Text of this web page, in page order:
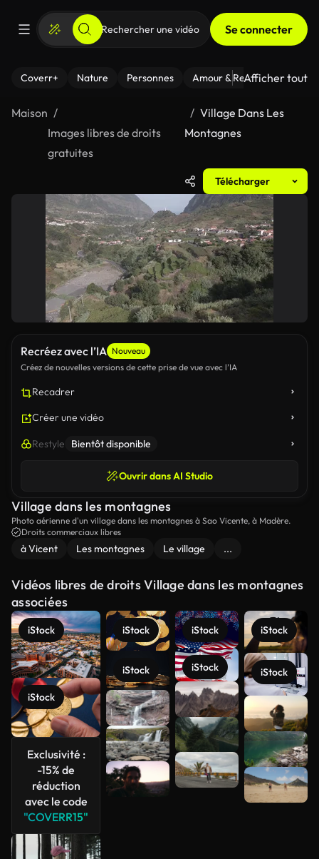
Se connecter
Coverr+ Nature Personnes Amour & Relations Le
Afficher tout
Maison
Images libres de droits
gratuites
Village Dans Les
Montagnes
Télécharger
Recréez avec l’IA Nouveau
Créez de nouvelles versions de cette prise de vue avec l’IA
Recadrer
Créer une vidéo
Restyle Bientôt disponible
Ouvrir dans AI Studio
Village dans les montagnes
Photo aérienne d'un village dans les montagnes à Sao Vicente, à Madère.
Droits commerciaux libres
à Vicent Les montagnes Le village ...
Vidéos libres de droits Village dans les montagnes
associées
iStock
iStock
Exclusivité :
-15% de
réduction
avec le code
"COVERR15"
iStock
iStock
iStock
iStock
iStock
iStock
Voir plus